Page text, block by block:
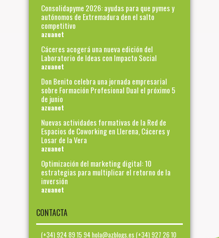
Consolidapyme 2026: ayudas para que pymes y
autónomos de Extremadura den el salto
competitivo
azuanet
Cáceres acogerá una nueva edición del
Laboratorio de Ideas con Impacto Social
azuanet
Don Benito celebra una jornada empresarial
sobre Formación Profesional Dual el próximo 5
de junio
azuanet
Nuevas actividades formativas de la Red de
Espacios de Coworking en Llerena, Cáceres y
Losar de la Vera
azuanet
Optimización del marketing digital: 10
estrategias para multiplicar el retorno de la
inversión
azuanet
CONTACTA
(+34) 924 89 15 94 hola@azblogs.es (+34) 927 26 10